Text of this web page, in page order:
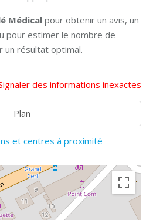
Médical pour obtenir un avis, un
pour estimer le nombre de
un résultat optimal.
des informations inexactes
Plan
et centres à proximité